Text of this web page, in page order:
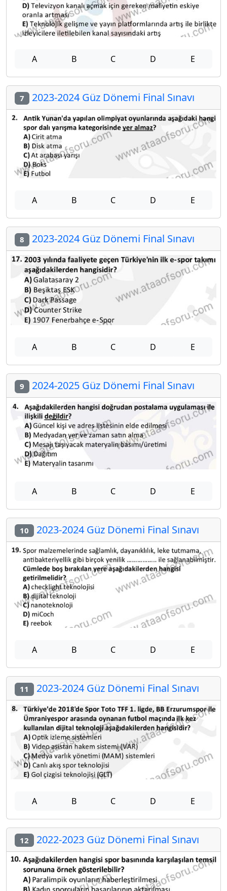
A B C D E
7 2023-2024 Güz Dönemi Final Sınavı
A B C D E
8 2023-2024 Güz Dönemi Final Sınavı
A B C D E
9 2024-2025 Güz Dönemi Final Sınavı
A B C D E
10 2023-2024 Güz Dönemi Final Sınavı
A B C D E
11 2023-2024 Güz Dönemi Final Sınavı
A B C D E
12 2022-2023 Güz Dönemi Final Sınavı